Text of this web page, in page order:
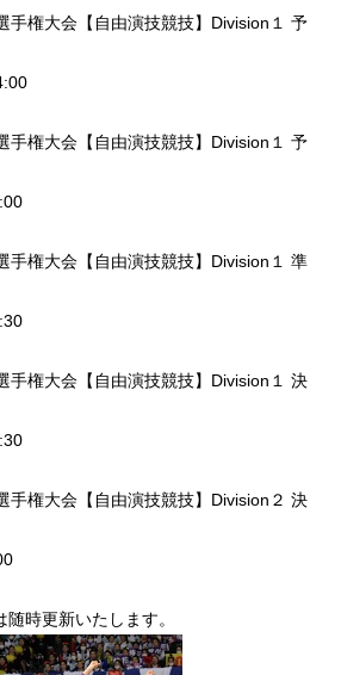
手権大会【自由演技競技】Division１ 予
手権大会【自由演技競技】Division１ 予
手権大会【自由演技競技】Division１ 準
手権大会【自由演技競技】Division１ 決
手権大会【自由演技競技】Division２ 決
時更新いたします。